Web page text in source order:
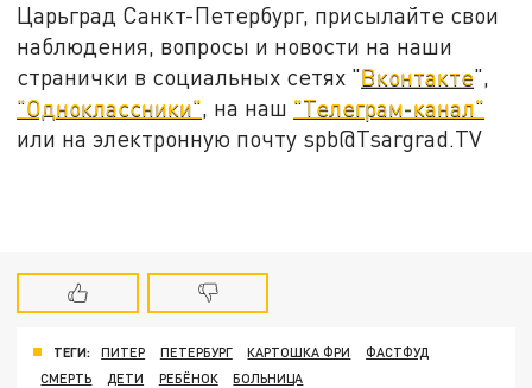
Царьград Санкт-Петербург, присылайте свои
наблюдения, вопросы и новости на наши
странички в социальных сетях "Вконтакте",
"Одноклассники", на наш "Телеграм-канал"
или на электронную почту spb@Tsargrad.TV
ТЕГИ: ПИТЕР ПЕТЕРБУРГ КАРТОШКА ФРИ
ФАСТФУД
СМЕРТЬ
ДЕТИ РЕБЁНОК
БОЛЬНИЦА